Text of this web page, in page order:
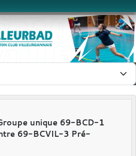
unique 69-BCD-1
69-BCVIL-3 Pré-